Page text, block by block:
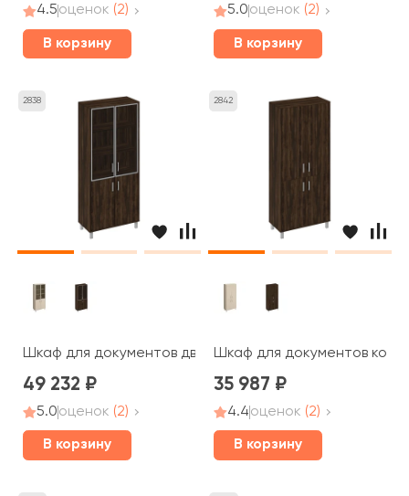
4.5оценок (2)
В корзину
5.0оценок (2)
В корзину
2838
Шкаф для документов двери стеклянные в
49 232
5.0оценок (2)
В корзину
2842
Шкаф для документов
35 987
4.4оценок (2)
В корзину